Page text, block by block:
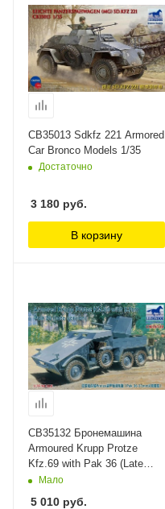
CB35013 Sdkfz 221 Armored
Car Bronco Models 1/35
Достаточно
3 180 руб.
В корзину
CB35132 Бронемашина
Armoured Krupp Protze
Kfz.69 with Pak 36 (Late
version) (Bronco Models)
Мало
5 010 руб.